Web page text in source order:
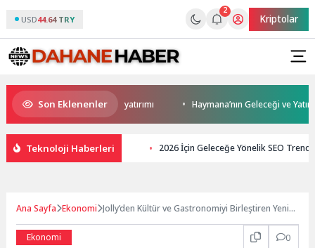
USD44.64 TRY
2
Kriptolar
Son Eklenenler
modern ulaşım yatırımı Haymana’nın Geleceği ve Yatırım
Teknoloji Haberleri 2026 İçin Geleceğe Yönelik SEO
Ana Sayfa Ekonomi Jolly’den Kültür ve Gastronomiyi Birleştiren Yeni
Ekonomi
0